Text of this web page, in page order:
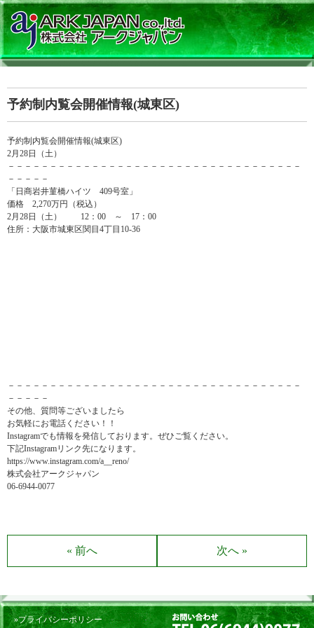
予約制内覧会開催情報(城東区)
予約制内覧会開催情報(城東区)
2月28日（土）
－－－－－－－－－－－－－－－－－－－－－－－－－－－－－－－－－－－
－－－－－
「日商岩井菫橋ハイツ 409号室」
価格 2,270万円（税込）
2月28日（土） 12：00 ～ 17：00
住所：大阪市城東区関目4丁目10-36
－－－－－－－－－－－－－－－－－－－－－－－－－－－－－－－－－－－
－－－－－
その他、質問等ございましたら
お気軽にお電話ください！！
Instagramでも情報を発信しております。ぜひご覧ください。
下記Instagramリンク先になります。
https://www.instagram.com/a__reno/
株式会社アークジャパン
06-6944-0077
« 前へ 次へ »
»プライバシーポリシー